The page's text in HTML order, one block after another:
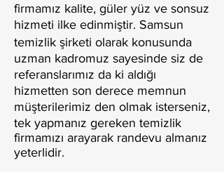
firmamız kalite, güler yüz ve sonsuz
hizmeti ilke edinmiştir. Samsun
temizlik şirketi olarak konusunda
uzman kadromuz sayesinde siz de
referanslarımız da ki aldığı
hizmetten son derece memnun
müşterilerimiz den olmak isterseniz,
tek yapmanız gereken temizlik
firmamızı arayarak randevu almanız
yeterlidir.